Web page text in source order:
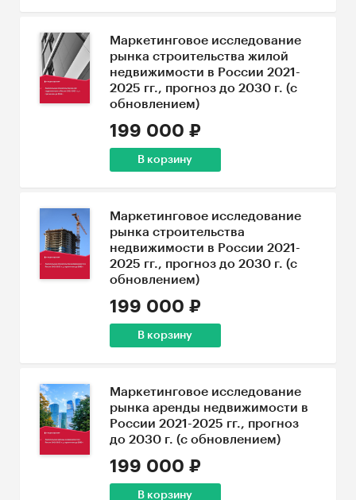
Маркетинговое исследование
рынка строительства жилой
недвижимости в России 2021-
2025 гг., прогноз до 2030 г. (с
обновлением)
199 000 ₽
В корзину
Маркетинговое исследование
рынка строительства
недвижимости в России 2021-
2025 гг., прогноз до 2030 г. (с
обновлением)
199 000 ₽
В корзину
Маркетинговое исследование
рынка аренды недвижимости в
России 2021-2025 гг., прогноз
до 2030 г. (с обновлением)
199 000 ₽
В корзину